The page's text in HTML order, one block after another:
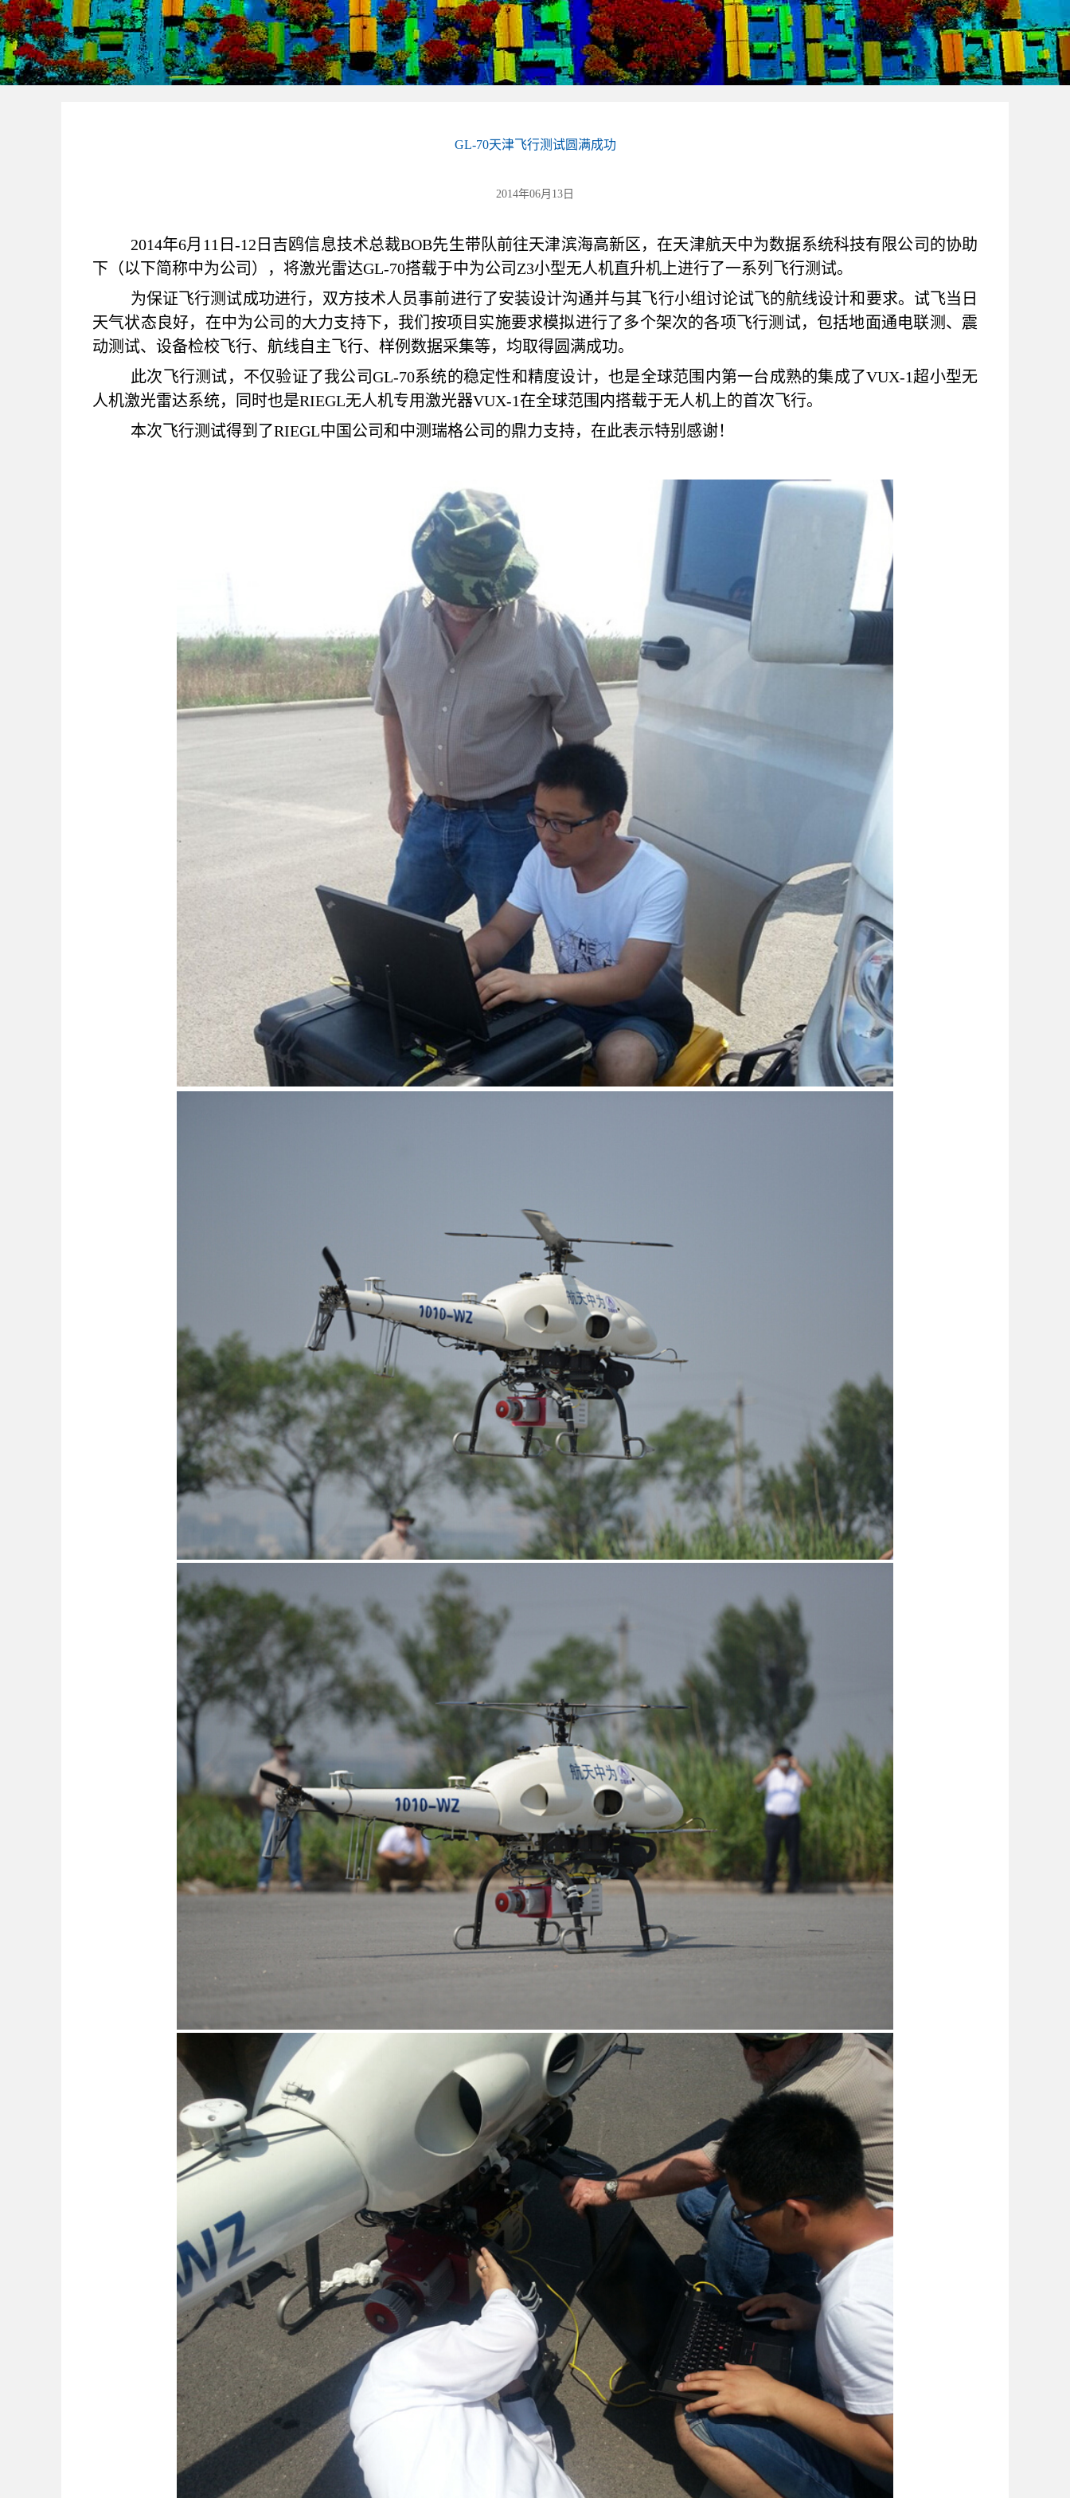
GL-70天津飞行测试圆满成功
2014年06月13日
2014年6月11日-12日吉鸥信息技术总裁BOB先生带队前往天津滨海高新区，在天津航天中为数据系统科技有限公司的协助
下（以下简称中为公司），将激光雷达GL-70搭载于中为公司Z3小型无人机直升机上进行了一系列飞行测试。
为保证飞行测试成功进行，双方技术人员事前进行了安装设计沟通并与其飞行小组讨论试飞的航线设计和要求。试飞当日
天气状态良好，在中为公司的大力支持下，我们按项目实施要求模拟进行了多个架次的各项飞行测试，包括地面通电联测、震
动测试、设备检校飞行、航线自主飞行、样例数据采集等，均取得圆满成功。
此次飞行测试，不仅验证了我公司GL-70系统的稳定性和精度设计，也是全球范围内第一台成熟的集成了VUX-1超小型无
人机激光雷达系统，同时也是RIEGL无人机专用激光器VUX-1在全球范围内搭载于无人机上的首次飞行。
本次飞行测试得到了RIEGL中国公司和中测瑞格公司的鼎力支持，在此表示特别感谢！